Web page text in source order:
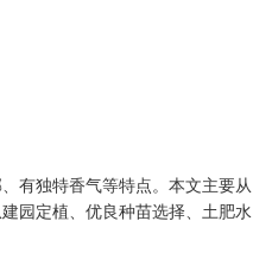
有独特香气等特点。本文主要从
园定植、优良种苗选择、土肥水